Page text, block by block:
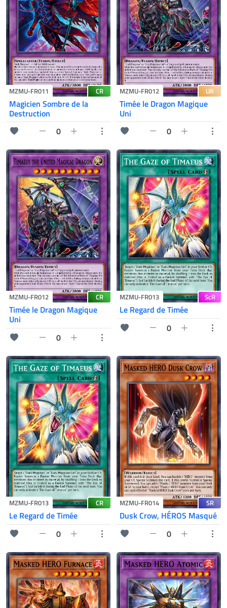
MZMU-FR011 CR
Magicien Sombre de la
Destruction
0
MZMU-FR012 UR
Timée le Dragon Magique
Uni
0
MZMU-FR012 CR
Timée le Dragon Magique
Uni
0
MZMU-FR013 ScR
Le Regard de Timée
0
MZMU-FR013 CR
Le Regard de Timée
0
MZMU-FR014 SR
Dusk Crow, HÉROS Masqué
0